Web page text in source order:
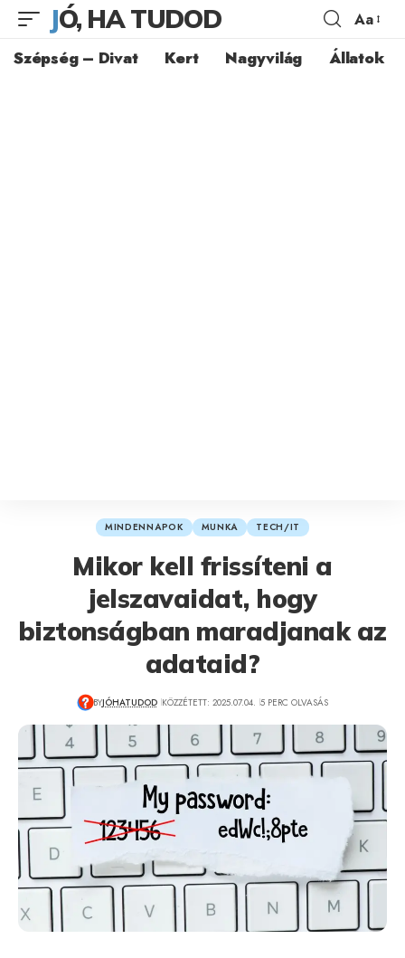
JÓ, HA TUDOD Aa
Szépség – Divat Kert Nagyvilág Állatok
MINDENNAPOK MUNKA TECH/IT
Mikor kell frissíteni a
jelszavaidat, hogy
biztonságban maradjanak az
adataid?
BYJÓHATUDOD KÖZZÉTETT: 2025.07.04. 5 PERC OLVASÁS